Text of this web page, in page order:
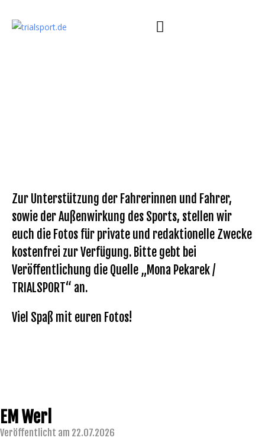
Zur Unterstützung der Fahrerinnen und Fahrer,
sowie der Außenwirkung des Sports, stellen wir
euch die Fotos für private und redaktionelle Zwecke
kostenfrei zur Verfügung. Bitte gebt bei
Veröffentlichung die Quelle „Mona Pekarek /
TRIALSPORT“ an.
Viel Spaß mit euren Fotos!
EM Werl
Veröffentlicht am 22.07.2026